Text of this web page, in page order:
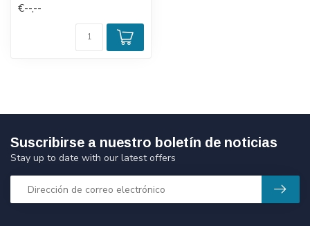
€--,--
Suscribirse a nuestro boletín de noticias
Stay up to date with our latest offers